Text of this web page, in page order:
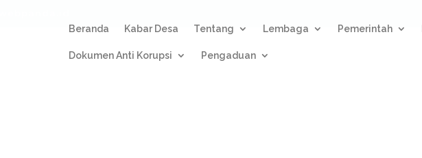
Beranda Kabar Desa Tentang Lembaga Pemerintah
Dokumen Anti Korupsi Pengaduan